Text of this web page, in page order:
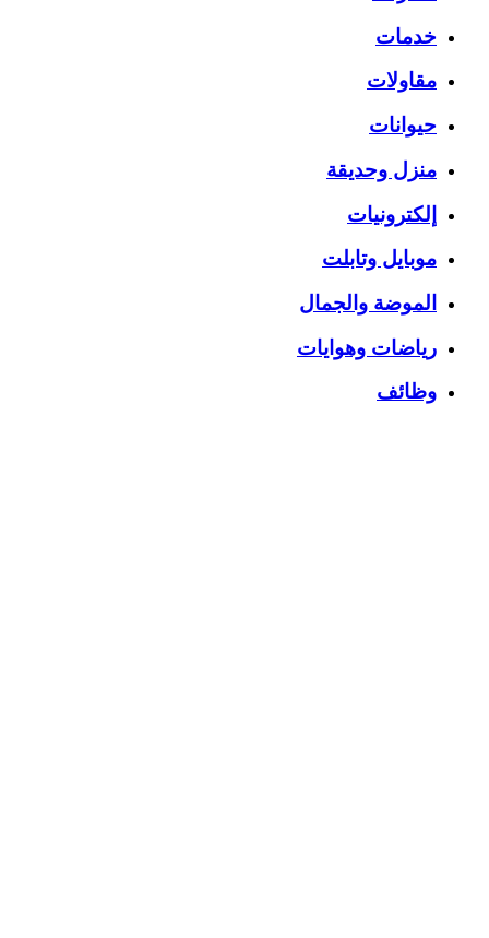
خدمات
مقاولات
حيوانات
منزل وحديقة
إلكترونيات
موبايل وتابلت
الموضة والجمال
رياضات وهوايات
وظائف